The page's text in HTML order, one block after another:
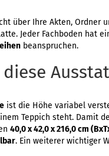
über Ihre Akten, Ordner
Jeder Fachboden hat
beanspruchen.
diese
ist die Höhe variabel
Teppich steht. Damit
40,0 x 42,0 x 216,0 cm
. Ein weiterer wichtiger